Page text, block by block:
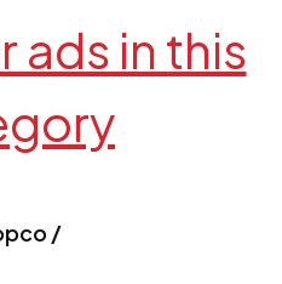
ads in this
/